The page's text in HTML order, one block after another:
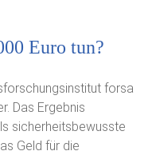
Euro tun?
forsa
Das Ergebnis
sicherheitsbewusste
Geld für die